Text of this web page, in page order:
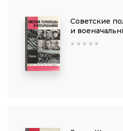
Советские
и